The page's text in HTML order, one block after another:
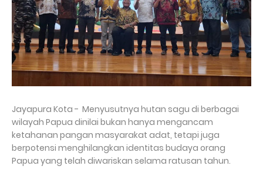
Jayapura Kota - Menyusutnya hutan sagu di berbagai
wilayah Papua dinilai bukan hanya mengancam
ketahanan pangan masyarakat adat, tetapi juga
berpotensi menghilangkan identitas budaya orang
Papua yang telah diwariskan selama ratusan tahun.